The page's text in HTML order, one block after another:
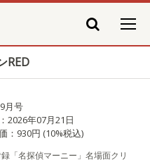
RED
月号
2026年07月21日
：930円 (10%税込)
「名探偵マーニー」名場面クリ